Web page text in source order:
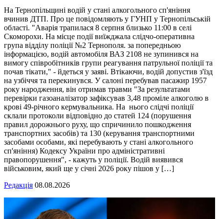
На Тернопільщині водій у стані алкогольного сп'яніння
вчинив ДТП. Про це повідомляють у ГУНП у Тернопільській
області. "Аварія трапилася 8 серпня близько 11:00 в селі
Скоморохи. На місце події виїжджала слідчо-оперативна
група відділу поліції №2 Тернополя. за попередньою
інформацією, водій автомобіля ВАЗ 2108 не зупинився на
вимогу співробітників групи реагування патрульної поліції та
почав тікати," - йдеться у заяві. Втікаючи, водій допустив з'їзд
на узбіччя та перекинувся. У салоні перебував пасажир 1957
року народження, він отримав травми "За результатами
перевірки газоаналізатор зафіксував 3,48 проміле алкоголю в
крові 49-річного кермувальника. На нього слідчі поліції
склали протоколи відповідно до статей 124 (порушення
правил дорожнього руху, що спричинило пошкодження
транспортних засобів) та 130 (керування транспортними
засобами особами, які перебувають у стані алкогольного
сп'яніння) Кодексу України про адміністративні
правопорушення", - кажуть у поліції. Водій виявився
військовим, який ще у січні 2026 року пішов у […]
Редакція 08.08.2026